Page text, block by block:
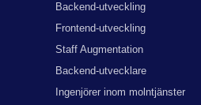
Backend-utveckling
Frontend-utveckling
Staff Augmentation
Backend-utvecklare
Ingenjörer inom molntjänster